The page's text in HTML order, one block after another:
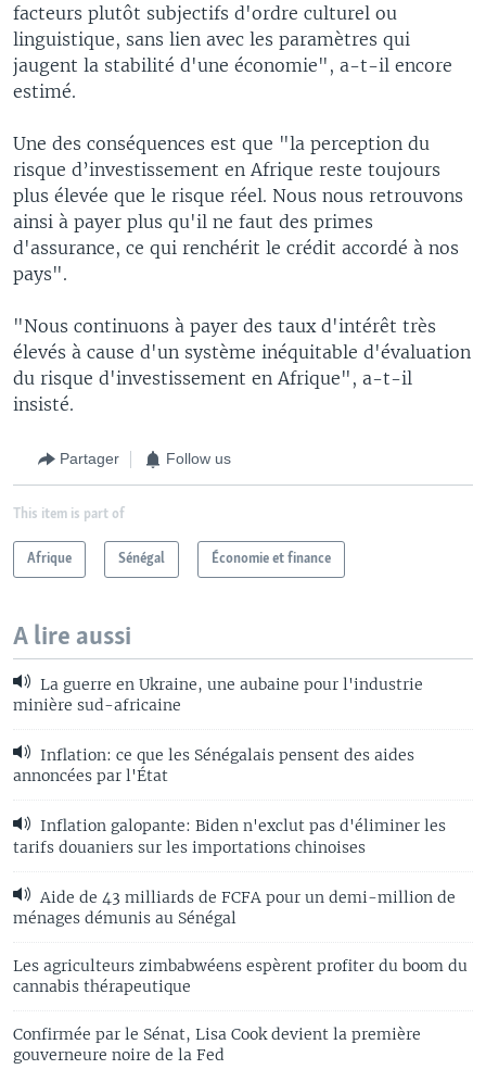
facteurs plutôt subjectifs d'ordre culturel ou
linguistique, sans lien avec les paramètres qui
jaugent la stabilité d'une économie", a-t-il encore
estimé.
Une des conséquences est que "la perception du
risque d’investissement en Afrique reste toujours
plus élevée que le risque réel. Nous nous retrouvons
ainsi à payer plus qu'il ne faut des primes
d'assurance, ce qui renchérit le crédit accordé à nos
pays".
"Nous continuons à payer des taux d'intérêt très
élevés à cause d'un système inéquitable d'évaluation
du risque d'investissement en Afrique", a-t-il
insisté.
Partager Follow us
This item is part of
Afrique Sénégal Économie et finance
A lire aussi
La guerre en Ukraine, une aubaine pour l'industrie
minière sud-africaine
Inflation: ce que les Sénégalais pensent des aides
annoncées par l'État
Inflation galopante: Biden n'exclut pas d'éliminer les
tarifs douaniers sur les importations chinoises
Aide de 43 milliards de FCFA pour un demi-million de
ménages démunis au Sénégal
Les agriculteurs zimbabwéens espèrent profiter du boom du
cannabis thérapeutique
Confirmée par le Sénat, Lisa Cook devient la première
gouverneure noire de la Fed